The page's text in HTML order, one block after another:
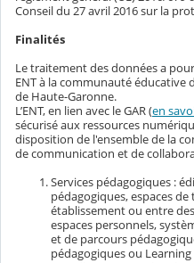
Conseil du 27 avril 2016 sur la
Finalités
Le traitement des données a
ENT à la communauté éducative
de Haute-Garonne.
L’ENT, en lien avec le GAR (en
sécurisé aux ressources
disposition de l'ensemble de la
de communication et de
Services pédagogiques :
pédagogiques, espaces
établissement ou entre
espaces personnels,
et de parcours
pédagogiques ou